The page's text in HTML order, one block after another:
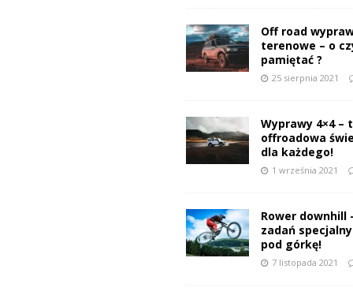
Off road
terenowe – o
pamiętać ?
25 sierpnia 2021
Wyprawy 4×4 –
offroadowa
dla każdego!
1 września 2021
Rower downhill
zadań
pod górkę!
7 listopada 2021